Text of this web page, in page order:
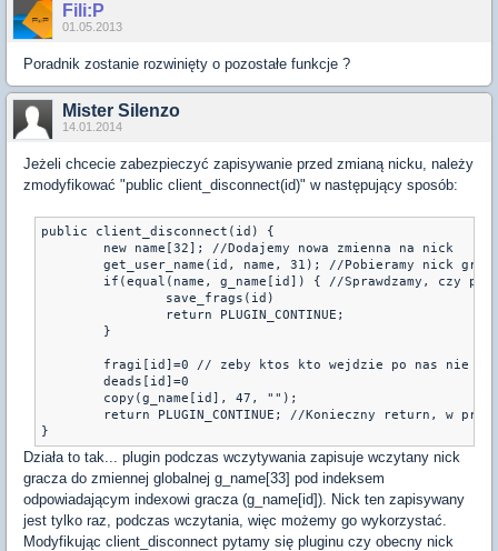
Fili:P
01.05.2013
Poradnik zostanie rozwinięty o pozostałe funkcje ?
Mister Silenzo
14.01.2014
Jeżeli chcecie zabezpieczyć zapisywanie przed zmianą nicku, należy
zmodyfikować "public client_disconnect(id)" w następujący sposób:
public client_disconnect(id) {
}
Działa to tak... plugin podczas wczytywania zapisuje wczytany nick
gracza do zmiennej globalnej g_name[33] pod indeksem
odpowiadającym indexowi gracza (g_name[id]). Nick ten zapisywany
jest tylko raz, podczas wczytania, więc możemy go wykorzystać.
Modyfikując client_disconnect pytamy się pluginu czy obecny nick